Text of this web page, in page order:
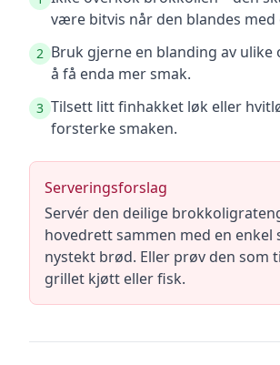
være bitvis når den blandes med
2 Bruk gjerne en blanding av
å få enda mer smak.
3 Tilsett litt finhakket løk eller
forsterke smaken.
Serveringsforslag
Servér den deilige
hovedrett sammen med en enkel
nystekt brød. Eller prøv den som
grillet kjøtt eller fisk.